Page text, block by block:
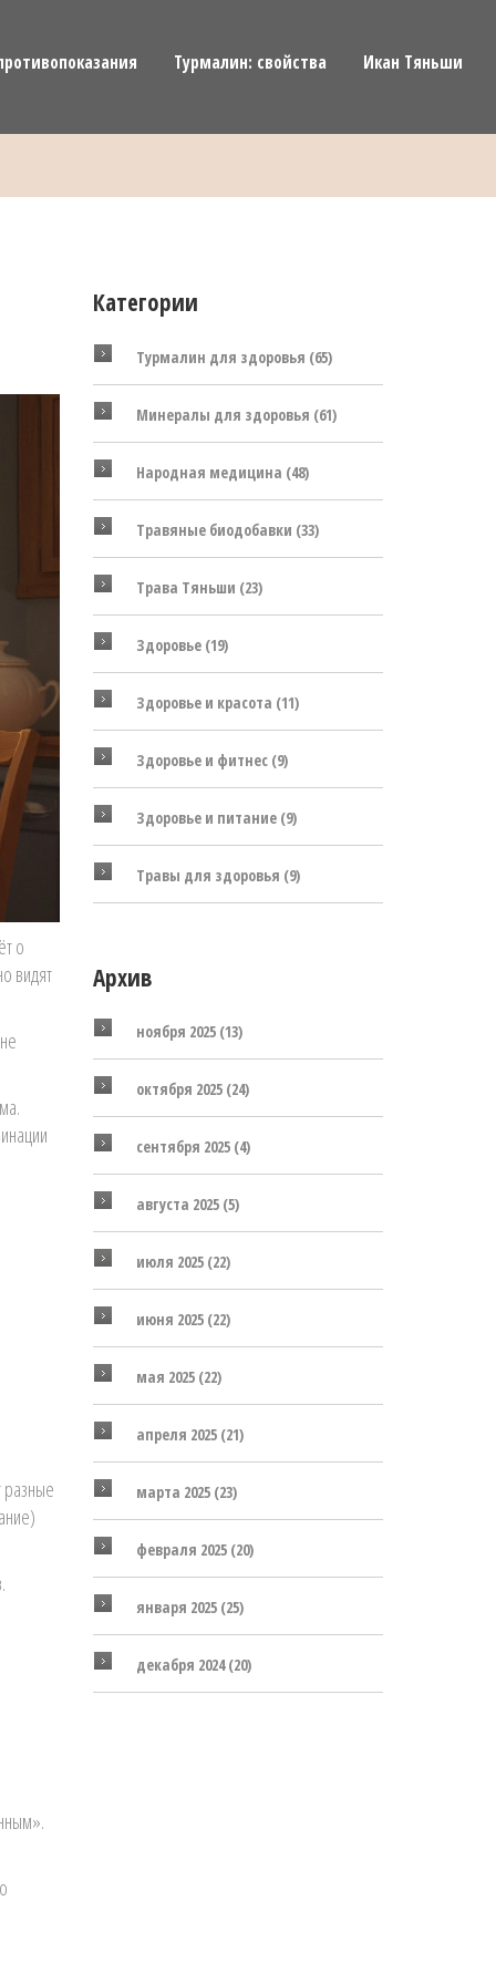
Турмалин: свойства Икан Тяньши
о
видят
разные
Категории
Турмалин для здоровья (65)
Минералы для здоровья (61)
Народная медицина (48)
Травяные биодобавки (33)
Трава Тяньши (23)
Здоровье (19)
Здоровье и красота (11)
Здоровье и фитнес (9)
Здоровье и питание (9)
Травы для здоровья (9)
Архив
ноября 2025 (13)
октября 2025 (24)
сентября 2025 (4)
августа 2025 (5)
июля 2025 (22)
июня 2025 (22)
мая 2025 (22)
апреля 2025 (21)
марта 2025 (23)
февраля 2025 (20)
января 2025 (25)
декабря 2024(20)